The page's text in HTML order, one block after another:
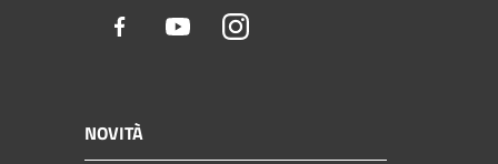
Facebook YoutubeInstagram
NOVITÀ